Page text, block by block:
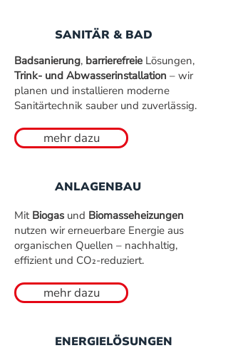
SANITÄR & BAD
Badsanierung, barrierefreie Lösungen,
Trink- und Abwasserinstallation – wir
planen und installieren moderne
Sanitärtechnik sauber und zuverlässig.
mehr dazu
ANLAGENBAU
Mit Biogas und Biomasseheizungen
nutzen wir erneuerbare Energie aus
organischen Quellen – nachhaltig,
effizient und CO₂-reduziert.
mehr dazu
ENERGIELÖSUNGEN